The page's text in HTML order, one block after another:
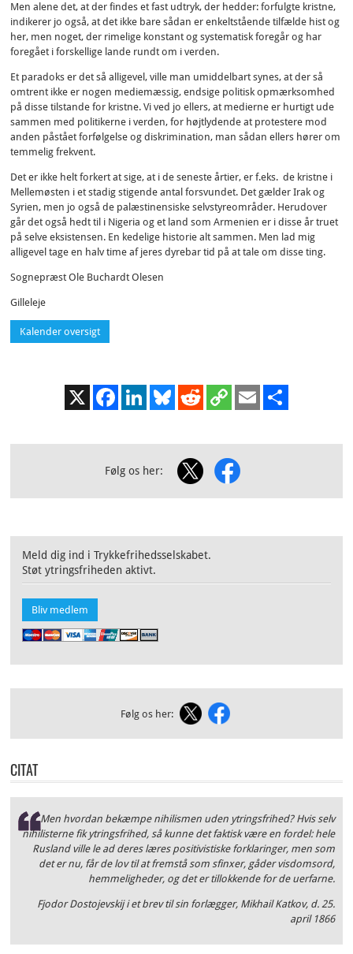
Men alene det, at der findes et fast udtryk, der hedder: forfulgte kristne,
indikerer jo også, at det ikke bare sådan er enkeltstående tilfælde hist og
her, men noget, der rimelige konstant og systematisk foregår og har
foregået i forskellige lande rundt om i verden.
Et paradoks er det så alligevel, ville man umiddelbart synes, at der så
omtrent ikke er nogen mediemæssig, endsige politisk opmærksomhed
på disse tilstande for kristne. Vi ved jo ellers, at medierne er hurtigt ude
sammen med politikerne i verden, for højtlydende at protestere mod
anden påstået forfølgelse og diskrimination, man sådan ellers hører om
temmelig frekvent.
Det er ikke helt forkert at sige, at i de seneste årtier, er f.eks. de kristne i
Mellemøsten i et stadig stigende antal forsvundet. Det gælder Irak og
Syrien, men jo også de palæstinensiske selvstyreområder. Herudover
går det også hedt til i Nigeria og et land som Armenien er i disse år truet
på selve eksistensen. En kedelige historie alt sammen. Men lad mig
alligevel tage en halv time af jeres dyrebar tid på at tale om disse ting.
Sognepræst Ole Buchardt Olesen
Gilleleje
Kalender oversigt
FacebookLinkedInBluesky Reddit
Copy
Link
Email
Følg os her:
Meld dig ind i Trykkefrihedsselskabet.
Støt ytringsfriheden aktivt.
Bliv medlem
Følg os her:
CITAT
Men hvordan bekæmpe nihilismen uden ytringsfrihed? Hvis selv
nihilisterne fik ytringsfrihed, så kunne det faktisk være en fordel: hele
Rusland ville le ad deres læres positivistiske forklaringer, men som
det er nu, får de lov til at fremstå som sfinxer, gåder visdomsord,
hemmeligheder, og det er tillokkende for de uerfarne.
Fjodor Dostojevskij i et brev til sin forlægger, Mikhail Katkov, d. 25.
april 1866